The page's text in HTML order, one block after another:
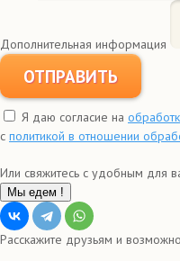
Дополнительная информация
ОТПРАВИТЬ
Я даю согласие на
с политикой в отношении
Или свяжитесь с удобным для
Мы едем !
Расскажите друзьям и